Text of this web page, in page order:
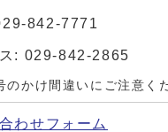
842-7771
: 029-842-2865
のかけ間違いにご注意く
わせフォーム